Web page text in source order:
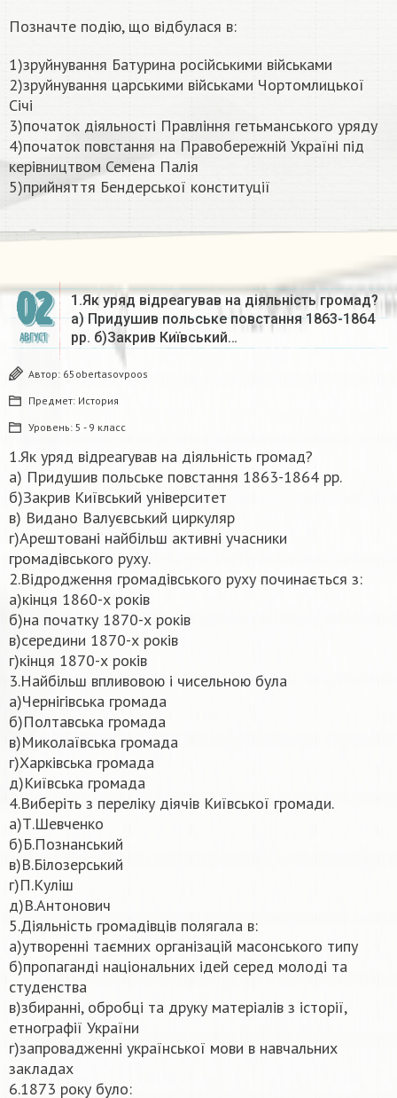
Позначте подію, що відбулася в:
1)зруйнування Батурина російськими військами
2)зруйнування царськими військами Чортомлицької
Січі
3)початок діяльності Правління гетьманського уряду
4)початок повстання на Правобережній Україні під
керівництвом Семена Палія
5)прийняття Бендерської конституції​
02
АВГУСТ
1.Як уряд відреагував на діяльність громад?
а) Придушив польське повстання 1863-1864
рр. б)Закрив Київський…
Автор: 65obertasovpoos
Предмет: История
Уровень: 5 - 9 класс
1.Як уряд відреагував на діяльність громад?
а) Придушив польське повстання 1863-1864 рр.
б)Закрив Київський університет
в) Видано Валуєвський циркуляр
г)Арештовані найбільш активні учасники
громадівського руху.
2.Відродження громадівського руху починається з:
а)кінця 1860-х років
б)на початку 1870-х років
в)середини 1870-х років
г)кінця 1870-х років
3.Найбільш впливовою і чисельною була
а)Чернігівська громада
б)Полтавська громада
в)Миколаївська громада
г)Харківська громада
д)Київська громада
4.Виберіть з переліку діячів Київської громади.
а)Т.Шевченко
б)Б.Познанський
в)В.Білозерський
г)П.Куліш
д)В.Антонович
5.Діяльність громадівців полягала в:
а)утворенні таємних організацій масонського типу
б)пропаганді національних ідей серед молоді та
студенства
в)збиранні, обробці та друку матеріалів з історії,
етнографії України
г)запровадженні української мови в навчальних
закладах
6.1873 року було: